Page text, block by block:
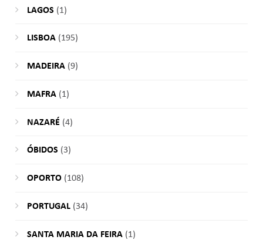
LAGOS (1)
LISBOA(195)
MADEIRA(9)
MAFRA(1)
NAZARÉ (4)
ÓBIDOS (3)
OPORTO(108)
PORTUGAL(34)
SANTA MARIA DA FEIRA(1)